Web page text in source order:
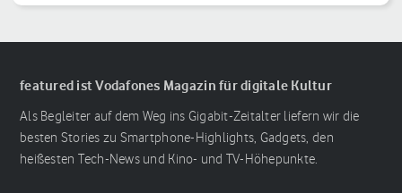
featured ist Vodafones Magazin für digitale Kultur
Als Begleiter auf dem Weg ins Gigabit-Zeitalter liefern wir die
besten Stories zu Smartphone-Highlights, Gadgets, den
heißesten Tech-News und Kino- und TV-Höhepunkte.